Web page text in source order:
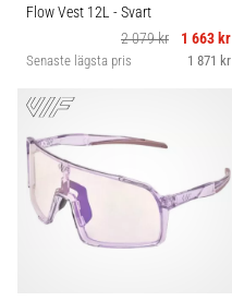
Flow Vest 12L - Svart
2 079 kr
1 663 kr
Senaste lägsta pris 1 871 kr